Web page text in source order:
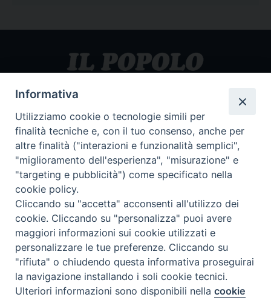
Copyright 2026 ©Il popolo
Home
Speciali
Pordenone
Portogruaro
Friuli Occidentale
Veneto Orientale
Diocesi
Il Popolo Preferenze Cookie
Informativa
Utilizziamo cookie o tecnologie simili per
finalità tecniche e, con il tuo consenso, anche per
altre finalità ("interazioni e funzionalità semplici",
"miglioramento dell'esperienza", "misurazione" e
"targeting e pubblicità") come specificato nella
cookie policy.
Cliccando su "accetta" acconsenti all'utilizzo dei
cookie. Cliccando su "personalizza" puoi avere
maggiori informazioni sui cookie utilizzati e
personalizzare le tue preferenze. Cliccando su
"rifiuta" o chiudendo questa informativa proseguirai
la navigazione installando i soli cookie tecnici.
Ulteriori informazioni sono disponibili nellacookie